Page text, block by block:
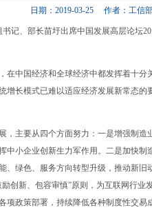
日期：2019-03-25 作者：工信
、部长苗圩出席中国发展高层论坛
中国经济和全球经济中都发挥着十分
增长模式已难以适应经济发展新常态
主要从四个方面努力：一是增强制造
中小企业创新生力军作用。二是加快
、绿色、服务方向转型升级，推动新
创新、包容审慎”原则，为互联网行
项政策部署，持续降低各种制度性交